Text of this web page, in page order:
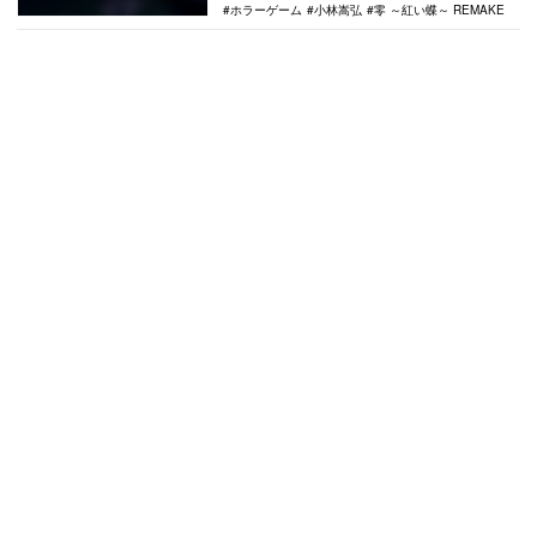
ホラーゲーム
小林嵩弘 零 ～紅い蝶～ REMAKE